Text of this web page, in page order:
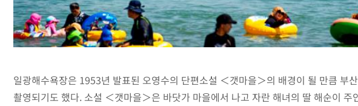
일광해수욕장은 1953년 발표된 오영수의 단편소설 ＜갯마을＞의 배경이 될 만큼
촬영되기도 했다. 소설 ＜갯마을＞은 바닷가 마을에서 나고 자란 해녀의 딸 해순이